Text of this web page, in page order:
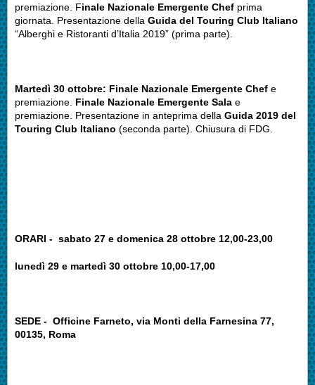
premiazione. Finale Nazionale Emergente Chef prima
giornata. Presentazione della Guida del Touring Club Italiano
“Alberghi e Ristoranti d’Italia 2019” (prima parte).
Martedì 30 ottobre: Finale Nazionale Emergente Chef e
premiazione. Finale Nazionale Emergente Sala e
premiazione. Presentazione in anteprima della Guida 2019 del
Touring Club Italiano (seconda parte). Chiusura di FDG.
ORARI - sabato 27 e domenica 28 ottobre 12,00-23,00
lunedì 29 e martedì 30 ottobre 10,00-17,00
SEDE - Officine Farneto, via Monti della Farnesina 77,
00135, Roma